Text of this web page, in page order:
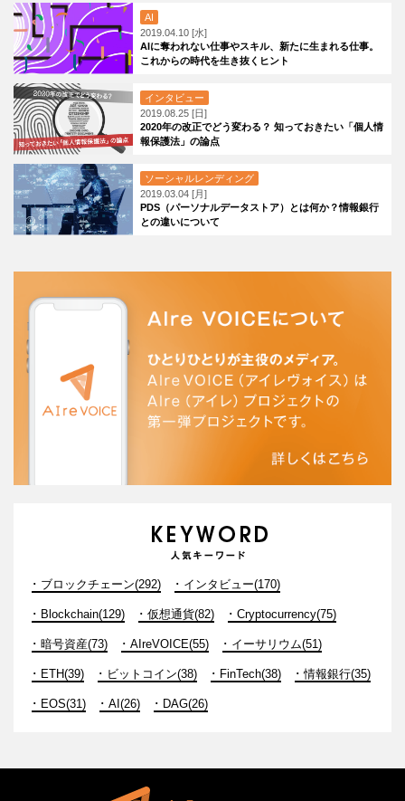
AI
2019.04.10 [水]
AIに奪われない仕事やスキル、新たに生まれる仕事。
これからの時代を生き抜くヒント
インタビュー
2019.08.25 [日]
2020年の改正でどう変わる？ 知っておきたい「個人情
報保護法」の論点
ソーシャルレンディング
2019.03.04 [月]
PDS（パーソナルデータストア）とは何か？情報銀行
との違いについて
ブロックチェーン(292) インタビュー(170)
Blockchain(129) 仮想通貨(82) Cryptocurrency(75)
暗号資産(73) AIreVOICE(55) イーサリウム(51)
ETH(39) ビットコイン(38) FinTech(38) 情報銀行(35)
EOS(31) AI(26) DAG(26)